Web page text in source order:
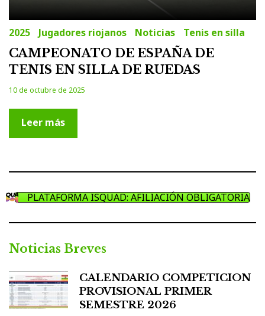
2025 Jugadores riojanos Noticias Tenis en silla
CAMPEONATO DE ESPAÑA DE
TENIS EN SILLA DE RUEDAS
10 de octubre de 2025
Leer más
PLATAFORMA ISQUAD: AFILIACIÓN OBLIGATORIA
Noticias Breves
CALENDARIO COMPETICION
PROVISIONAL PRIMER
SEMESTRE 2026